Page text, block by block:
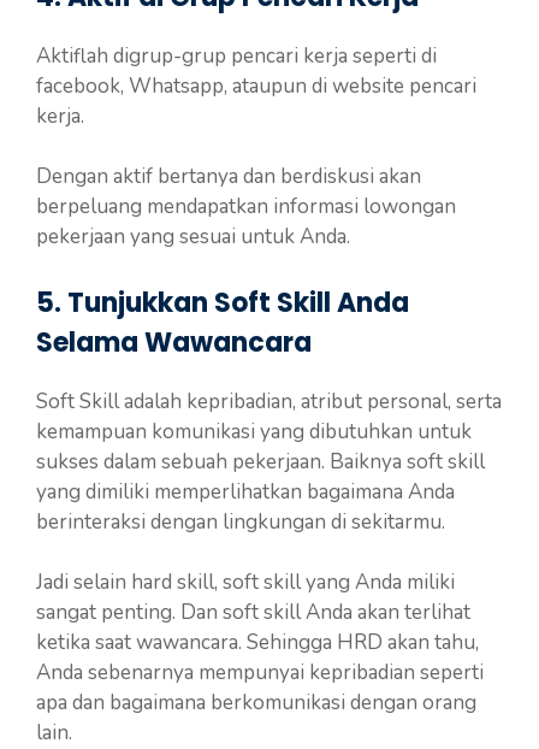
Aktiflah digrup-grup pencari kerja seperti di
facebook, Whatsapp, ataupun di website pencari
kerja.
Dengan aktif bertanya dan berdiskusi akan
berpeluang mendapatkan informasi lowongan
pekerjaan yang sesuai untuk Anda.
5. Tunjukkan Soft Skill Anda
Selama Wawancara
Soft Skill adalah kepribadian, atribut personal, serta
kemampuan komunikasi yang dibutuhkan untuk
sukses dalam sebuah pekerjaan. Baiknya soft skill
yang dimiliki memperlihatkan bagaimana Anda
berinteraksi dengan lingkungan di sekitarmu.
Jadi selain hard skill, soft skill yang Anda miliki
sangat penting. Dan soft skill Anda akan terlihat
ketika saat wawancara. Sehingga HRD akan tahu,
Anda sebenarnya mempunyai kepribadian seperti
apa dan bagaimana berkomunikasi dengan orang
lain.